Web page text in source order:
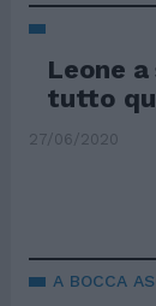
Leone
tutto
27/06/2020
A BOCCA